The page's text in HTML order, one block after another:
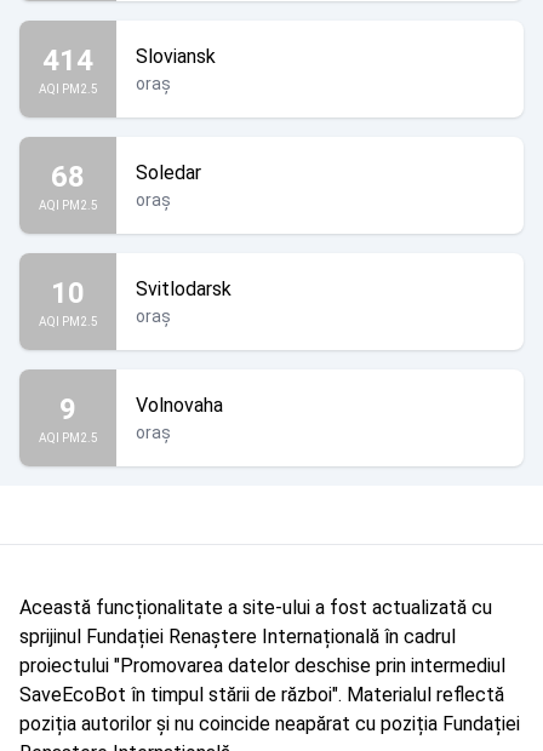
414
AQI PM2.5
Sloviansk
oraș
68
AQI PM2.5
Soledar
oraș
10
AQI PM2.5
Svitlodarsk
oraș
9
AQI PM2.5
Volnovaha
oraș
Această funcționalitate a site-ului a fost actualizată cu
sprijinul Fundației Renaștere Internațională în cadrul
proiectului "Promovarea datelor deschise prin intermediul
SaveEcoBot în timpul stării de război". Materialul reflectă
poziția autorilor și nu coincide neapărat cu poziția Fundației